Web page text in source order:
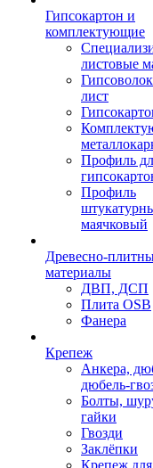
Гипсокартон и
комплектующие
листовые
лист
Профиль
Профиль
маячковый
Древесно-
материалы
ДВП, ДСП
Плита OSB
Фанера
Крепеж
Анкера,
дюбель-
Болты,
гайки
Гвозди
Заклёпки